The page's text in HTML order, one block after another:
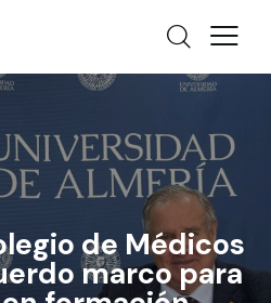
de Médicos
marco para